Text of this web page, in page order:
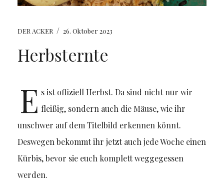
DER ACKER / 26. Oktober 2023
Herbsternte
E s ist offiziell Herbst. Da sind nicht nur wir
fleißig, sondern auch die Mäuse, wie ihr
unschwer auf dem Titelbild erkennen könnt.
Deswegen bekommt ihr jetzt auch jede Woche einen
Kürbis, bevor sie euch komplett weggegessen
werden.